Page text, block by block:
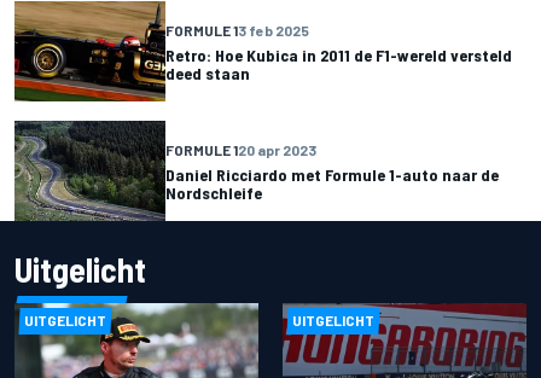
FORMULE 13 feb 2025
Retro: Hoe Kubica in 2011 de F1-wereld versteld
deed staan
FORMULE 120 apr 2023
Daniel Ricciardo met Formule 1-auto naar de
Nordschleife
Uitgelicht
UITGELICHT UITGELICHT